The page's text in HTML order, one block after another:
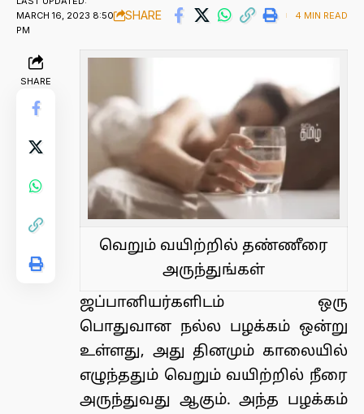
MARCH 16, 2023 8:50
PM
SHARE 4 MIN READ
SHARE
வெறும் வயிற்றில் தண்ணீரை
அருந்துங்கள்
ஜப்பானியர்களிடம் ஒரு
பொதுவான நல்ல பழக்கம் ஒன்று
உள்ளது, அது தினமும் காலையில்
எழுந்ததும் வெறும் வயிற்றில் நீரை
அருந்துவது ஆகும். அந்த பழக்கம்